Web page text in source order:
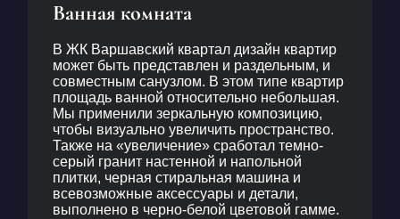
Ванная комната
В ЖК Варшавский квартал дизайн квартир
может быть представлен и раздельным, и
совместным санузлом. В этом типе квартир
площадь ванной относительно небольшая.
Мы применили зеркальную композицию,
чтобы визуально увеличить пространство.
Также на «увеличение» сработал темно-
серый гранит настенной и напольной
плитки, черная стиральная машина и
всевозможные аксессуары и детали,
выполнено в черно-белой цветовой гамме.